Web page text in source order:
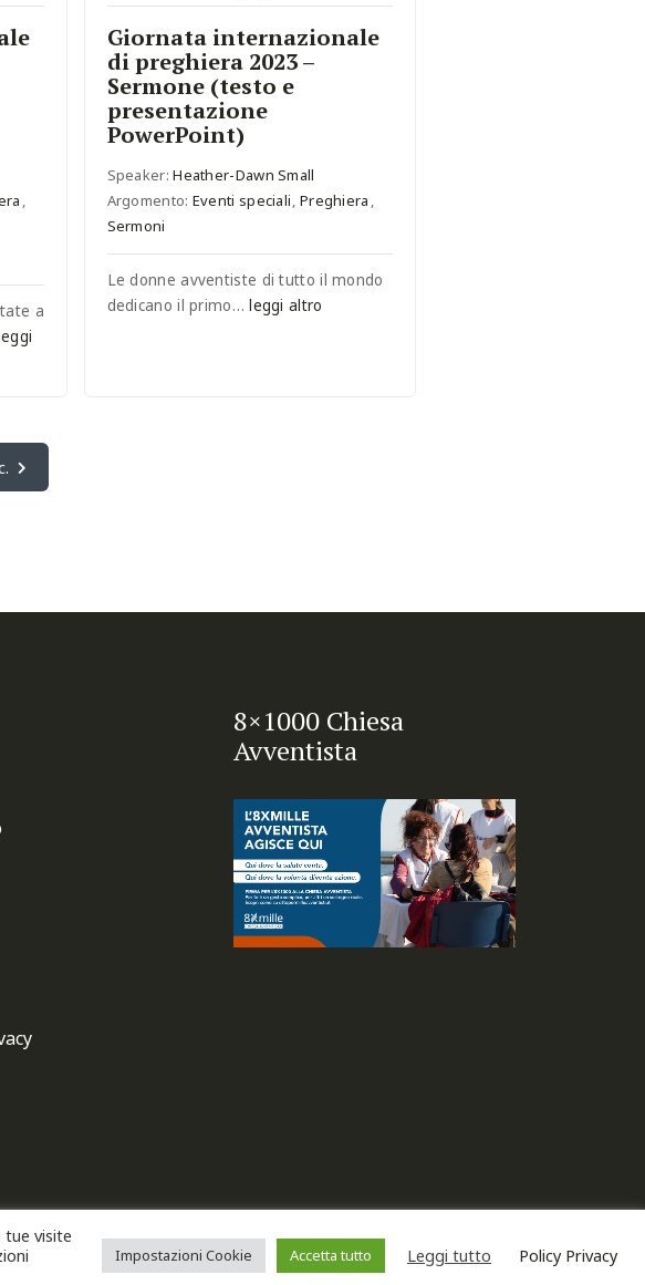
a
Giornata internazionale
di preghiera 2023 –
Sermone (testo e
presentazione
PowerPoint)
Speaker:Heather-Dawn Small
Argomento: Eventi speciali Preghiera
Sermoni
Le donne avventiste di tutto il mondo
dedicano il primo…leggi altro
8×1000 Chiesa
Avventista
Settimo Giorno. Tutti i diritti riservati.
visite
Impostazioni Cookie Accetta tutto Leggi tutto Policy Privacy